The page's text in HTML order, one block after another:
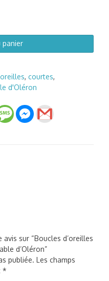
panier
, courtes,
d'Oléron
sur “Boucles d’oreilles
d’Oléron”
publiée. Les champs
*